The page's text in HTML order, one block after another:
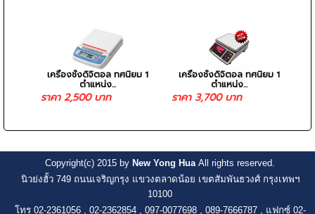
เครื่องชั่งดิจิตอล ทศนิยม 1
ตำแหน่ง...
ราคา 2,500 บาท
เครื่องชั่งดิจิตอล ทศนิยม 1
ตำแหน่ง...
ราคา 3,700 บาท
Copyright(c) 2015 by New Yong HuaAll rights reserved.
นิวย่งฮั้ว 749 ถนนเจริญกรุง แขวงตลาดน้อย เขตสัมพันธวงศ์ กรุงเทพฯ
10100
โทร 02-2361056 , 02-2362854 , 097-0077698, 089-7666787 , แฟกซ์ 02-